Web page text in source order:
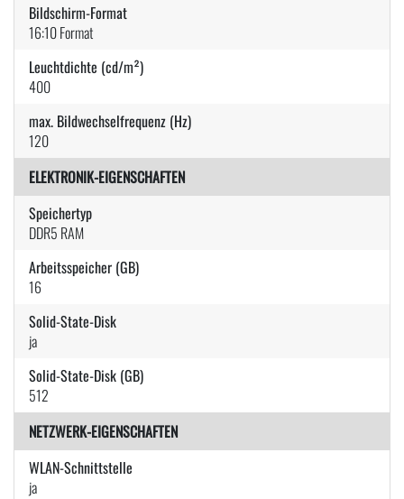
Bildschirm-Format
16:10 Format
Leuchtdichte (cd/m²)
400
max. Bildwechselfrequenz (Hz)
120
ELEKTRONIK-EIGENSCHAFTEN
Speichertyp
DDR5 RAM
Arbeitsspeicher (GB)
16
Solid-State-Disk
ja
Solid-State-Disk (GB)
512
NETZWERK-EIGENSCHAFTEN
WLAN-Schnittstelle
ja